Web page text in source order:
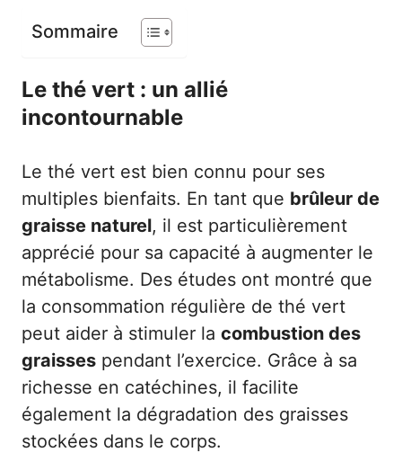
Sommaire
Le thé vert : un allié
incontournable
Le thé vert est bien connu pour ses
multiples bienfaits. En tant que brûleur de
graisse naturel, il est particulièrement
apprécié pour sa capacité à augmenter le
métabolisme. Des études ont montré que
la consommation régulière de thé vert
peut aider à stimuler la combustion des
graisses pendant l’exercice. Grâce à sa
richesse en catéchines, il facilite
également la dégradation des graisses
stockées dans le corps.